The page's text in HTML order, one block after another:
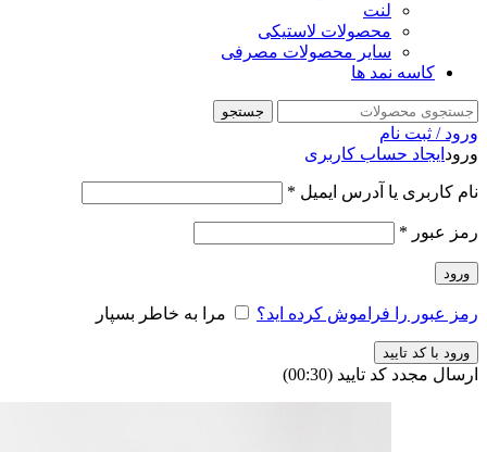
لنت
محصولات لاستیکی
سایر محصولات مصرفی
کاسه نمد ها
جستجو
ورود / ثبت نام
ورود ایجاد حساب کاربری
نام کاربری یا آدرس ایمیل *
رمز عبور *
ورود
رمز عبور را فراموش کرده اید؟ مرا به خاطر بسپار
ورود با کد تایید
ارسال مجدد کد تایید (00:
30
)